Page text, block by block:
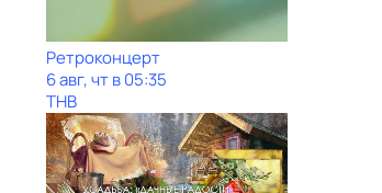
Ретроконцерт
6 авг, чт в 05:35
ТНВ